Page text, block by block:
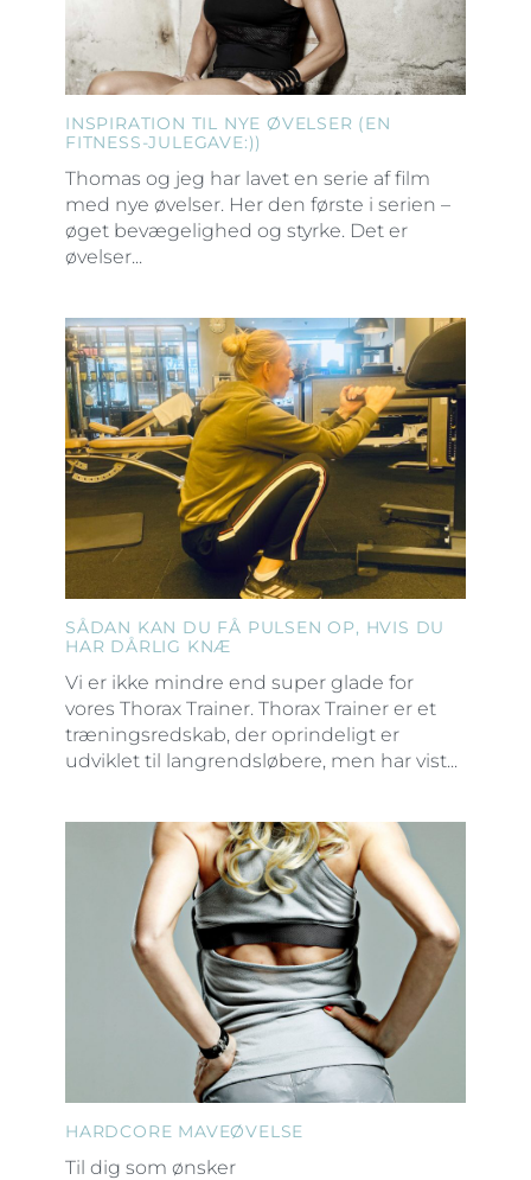
INSPIRATION TIL NYE ØVELSER (EN
FITNESS-JULEGAVE:))
Thomas og jeg har lavet en serie af film
med nye øvelser. Her den første i serien –
øget bevægelighed og styrke. Det er
øvelser...
SÅDAN KAN DU FÅ PULSEN OP, HVIS DU
HAR DÅRLIG KNÆ
Vi er ikke mindre end super glade for
vores Thorax Trainer. Thorax Trainer er et
træningsredskab, der oprindeligt er
udviklet til langrendsløbere, men har vist...
HARDCORE MAVEØVELSE
Til dig som ønsker